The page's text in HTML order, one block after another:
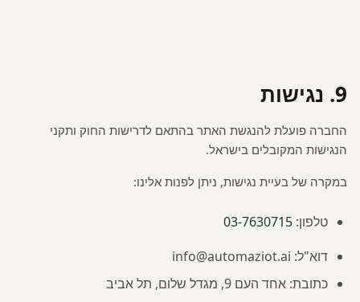
9. נגישות
החברה פועלת להנגשת האתר בהתאם לדרישות החוק ותקני
הנגישות המקובלים בישראל.
במקרה של בעיית נגישות, ניתן לפנות אלינו:
טלפון: 03-7630715
דוא"ל: info@automaziot.ai
כתובת: אחד העם 9, מגדל שלום, תל אביב